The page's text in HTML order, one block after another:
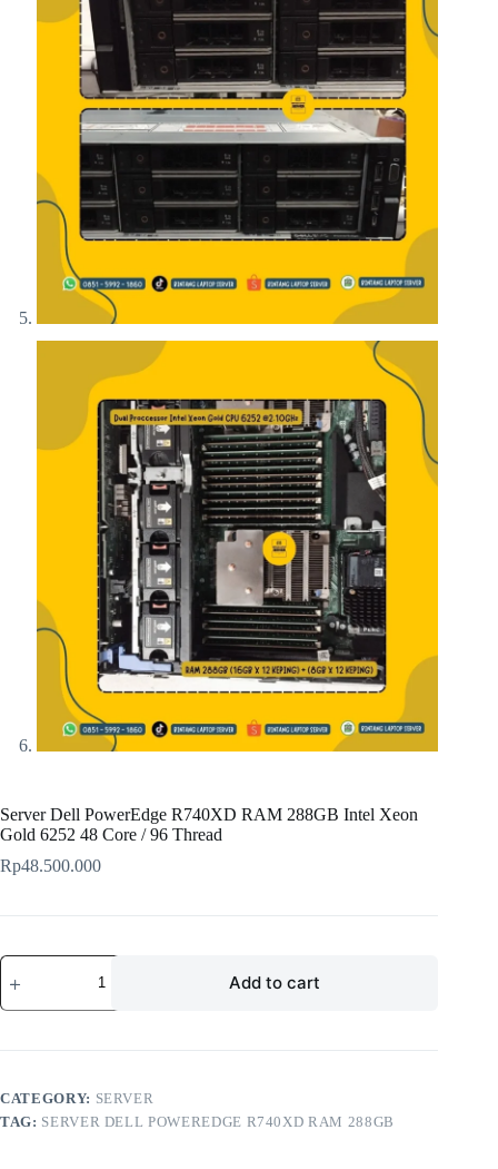
Server Dell PowerEdge R740XD RAM 288GB Intel Xeon
Gold 6252 48 Core / 96 Thread
Rp48.500.000
Server
Dell
Xeon
Gold
Add to cart
CATEGORY: SERVER
TAG: SERVER DELL POWEREDGE R740XD RAM 288GB